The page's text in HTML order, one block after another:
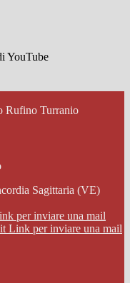
YouTube
Rufino Turranio
Sagittaria (VE)
per inviare una mail
Link per inviare una mail